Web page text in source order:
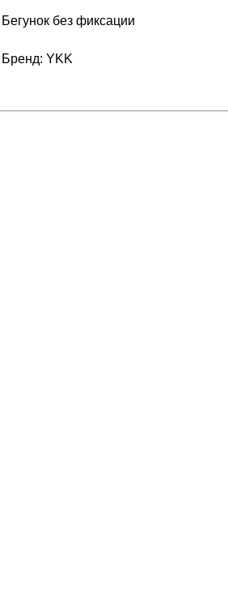
Бегунок без фиксации
Бренд: YKK